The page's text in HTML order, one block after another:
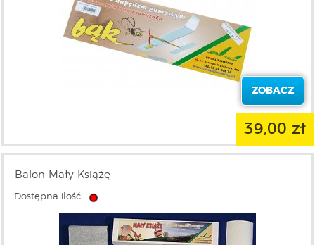
ZOBACZ
39,00 zł
Balon Mały Książę
Dostępna ilość: